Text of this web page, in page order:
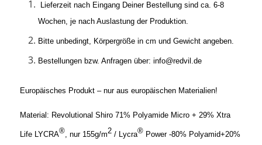
Lieferzeit nach Eingang Deiner Bestellung sind ca. 6-8
Wochen, je nach Auslastung der Produktion.
Bitte unbedingt, Körpergröße in cm und Gewicht angeben.
Bestellungen bzw. Anfragen über: info@redvil.de
Europäisches Produkt – nur aus europäischen Materialien!
Material: Revolutional Shiro 71% Polyamide Micro + 29% Xtra
Life LYCRA®, nur 155g/m2/ Lycra®Power -80% Polyamid+20%